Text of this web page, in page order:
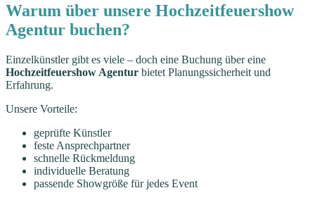
Warum über unsere Hochzeitfeuershow
Agentur buchen?
Einzelkünstler gibt es viele – doch eine Buchung über eine
Hochzeitfeuershow Agentur bietet Planungssicherheit und
Erfahrung.
Unsere Vorteile:
geprüfte Künstler
feste Ansprechpartner
schnelle Rückmeldung
individuelle Beratung
passende Showgröße für jedes Event